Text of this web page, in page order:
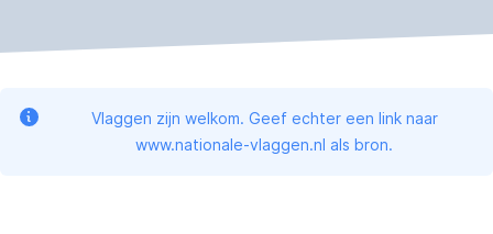
Vlaggen zijn welkom. Geef echter een link naar
www.nationale-vlaggen.nl als bron.